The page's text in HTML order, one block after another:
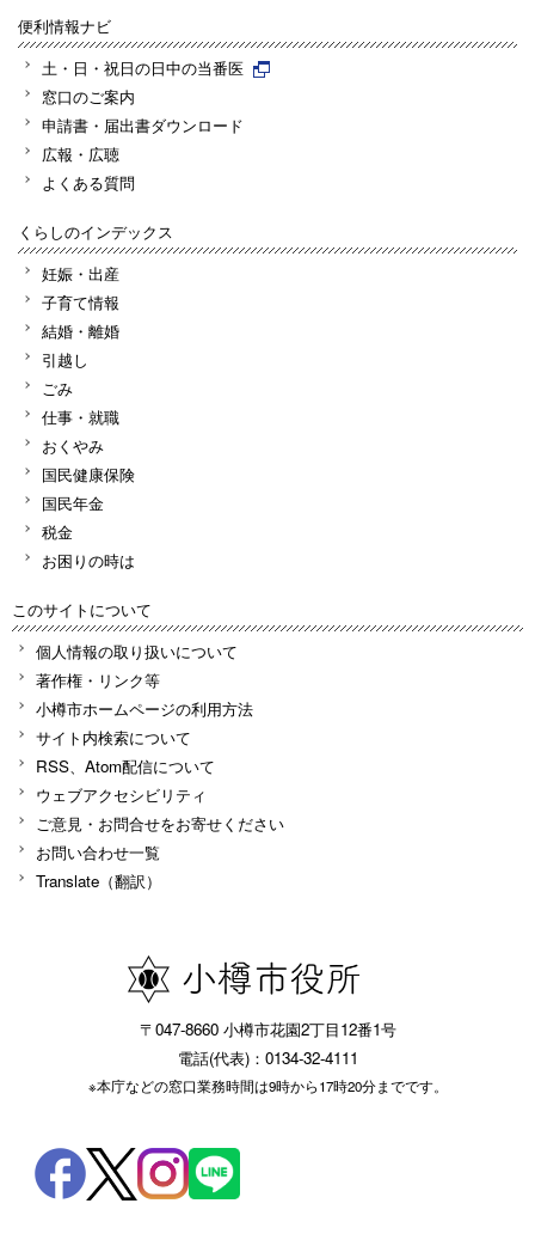
便利情報ナビ
土・日・祝日の日中の当番医
窓口のご案内
申請書・届出書ダウンロード
広報・広聴
よくある質問
くらしのインデックス
妊娠・出産
子育て情報
結婚・離婚
引越し
ごみ
仕事・就職
おくやみ
国民健康保険
国民年金
税金
お困りの時は
このサイトについて
個人情報の取り扱いについて
著作権・リンク等
小樽市ホームページの利用方法
サイト内検索について
RSS、Atom配信について
ウェブアクセシビリティ
ご意見・お問合せをお寄せください
お問い合わせ一覧
Translate（翻訳）
〒047-8660 小樽市花園2丁目12番1号
電話(代表)：0134-32-4111
※本庁などの窓口業務時間は9時から17時20分までです。